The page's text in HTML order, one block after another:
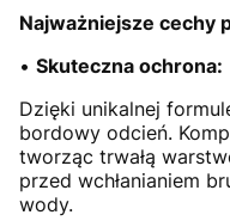
Najważniejsze cechy
• Skuteczna ochrona:
Dzięki unikalnej
bordowy odcień.
tworząc trwałą
przed wchłanianiem
wody.